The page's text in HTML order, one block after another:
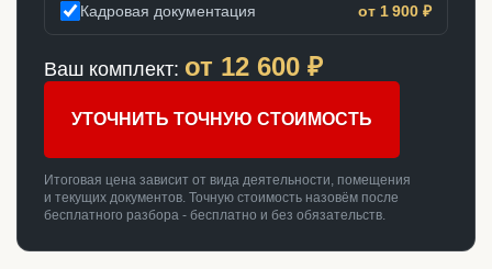
Кадровая документация от 1 900 ₽
Ваш комплект: от 12 600 ₽
УТОЧНИТЬ ТОЧНУЮ СТОИМОСТЬ
Итоговая цена зависит от вида деятельности, помещения
и текущих документов. Точную стоимость назовём после
бесплатного разбора - бесплатно и без обязательств.